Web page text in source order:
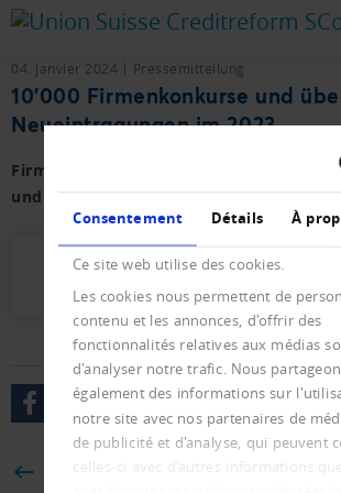
Consentement Détails À
Ce site web utilise des cookies.
Les cookies nous permettent de
contenu et les annonces, d'offrir des
fonctionnalités relatives aux médias
d'analyser notre trafic. Nous
également des informations sur
notre site avec nos partenaires de
de publicité et d'analyse, qui peuvent
celles-ci avec d'autres informations
04. janvier 2024 Pressemitteilung
10'000 Firmenkonkurse und
Neueintragungen im 2023
Firmen- und Privat-Konkurse sowie der
und Löschungen mit Vorjahresvergleich.
Presseletter_2024_01.pdf (624
BACK